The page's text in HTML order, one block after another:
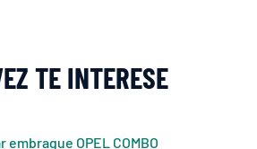
TE INTERESE
embrague OPEL COMBO